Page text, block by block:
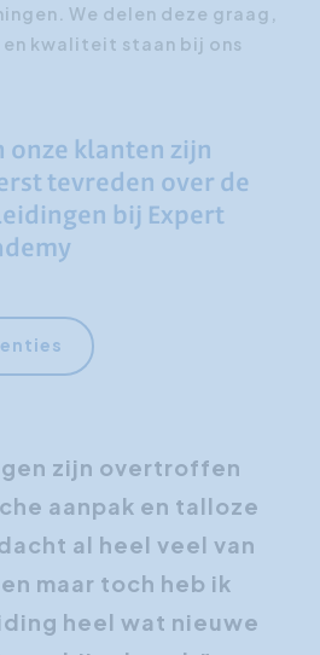
We delen deze graag,
kwaliteit staan bij ons
onze klanten zijn
tevreden over de
bij Expert
zijn overtroffen
aanpak en talloze
al heel veel van
maar toch heb ik
heel wat nieuwe